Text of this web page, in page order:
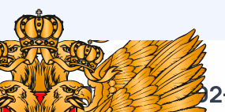
/ Русский /